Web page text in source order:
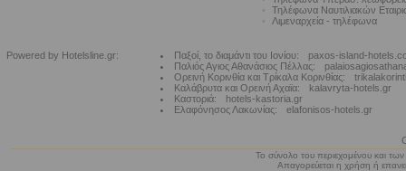
Τηλέφωνα Ναυτιλιακών
Λιμεναρχεία - τηλέφωνα
Powered by Hotelsline.gr: Παξοί, το διαμάντι του Ιονίου:
paxos-island-
Παλιός Αγιος Αθανάσιος Πέλλας:
Ορεινή Κορινθία και Τρίκαλα Κορινθίας:
Καλάβρυτα και Ορεινή Αχαϊα:
kalavryta-hotels.gr
Καστοριά:
hotels-kastoria.gr
Ελαφόνησος Λακωνίας:
elafonisos-hotels.gr
Το σύνολο του περιεχομένου και
Απαγορεύεται η χρήση ή